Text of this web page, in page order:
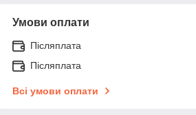
Умови оплати
Післяплата
Післяплата
Всі умови оплати